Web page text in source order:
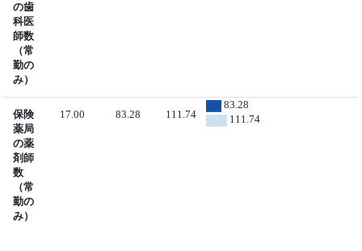
の歯
科医
師数
（常
勤の
み）
保険
薬局
の薬
剤師
数
（常
勤の
み）
17.00 83.28 111.74
83.28
111.74